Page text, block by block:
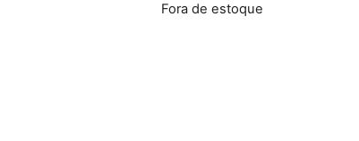
Fora de estoque